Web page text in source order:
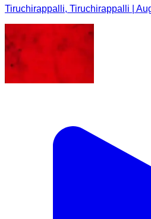
Tiruchirappalli, Tiruchirappalli |